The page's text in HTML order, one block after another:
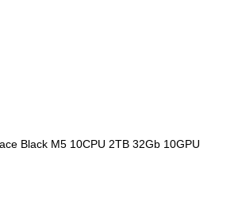
Black M5 10CPU 2TB 32Gb 10GPU